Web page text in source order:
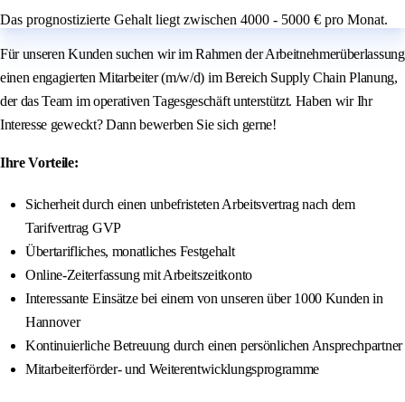
Das prognostizierte Gehalt liegt zwischen 4000 - 5000 € pro Monat.
Für unseren Kunden suchen wir im Rahmen der Arbeitnehmerüberlassung
einen engagierten Mitarbeiter (m/w/d) im Bereich Supply Chain Planung,
der das Team im operativen Tagesgeschäft unterstützt. Haben wir Ihr
Interesse geweckt? Dann bewerben Sie sich gerne!
Ihre Vorteile:
Sicherheit durch einen unbefristeten Arbeitsvertrag nach dem
Tarifvertrag GVP
Übertarifliches, monatliches Festgehalt
Online-Zeiterfassung mit Arbeitszeitkonto
Interessante Einsätze bei einem von unseren über 1000 Kunden in
Hannover
Kontinuierliche Betreuung durch einen persönlichen Ansprechpartner
Mitarbeiterförder- und Weiterentwicklungsprogramme